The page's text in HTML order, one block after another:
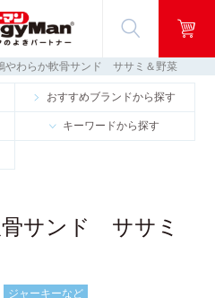
やわらか軟骨サンド ササミ＆野菜
おすすめブランドから探す
キーワードから探す
サンド ササミ
ジャーキーなど